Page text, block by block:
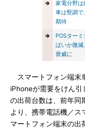
⇒
家電分野
車は堅調で
期待
⇒
POSター
ばいか微
脅威に
スマートフォン端末
iPhoneが需要をけん
の出荷台数は、前年同
より、携帯電話機／ス
マートフォン端末の出